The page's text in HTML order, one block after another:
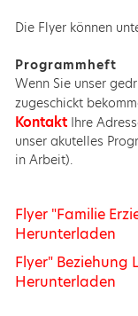
Die Flyer können
Programmheft
Wenn Sie unser
zugeschickt
Kontakt Ihre
unser akutelles
in Arbeit).
Flyer "Familie
Herunterladen
Flyer" Beziehung
Herunterladen